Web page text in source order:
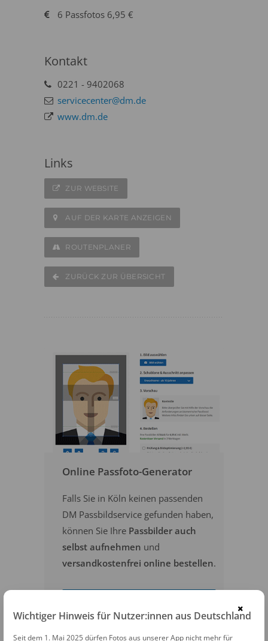
6 Passfotos 6,95 €
Kontakt
0221 - 9402068
servicecenter@dm.de
www.dm.de
Links
ZUR WEBSITE
AUF DER KARTE ANZEIGEN
ROUTENPLANER
ZURÜCK ZUR ÜBERSICHT
Online Passfoto-Generator
Falls Sie in Köln keinen passenden
DM Passbildservice gefunden haben,
können Sie Ihre Passbilder auch
selbst aufnehmen und
versandkostenfrei online bestellen.
×
Wichtiger Hinweis für Nutzer:innen aus Deutschland
Seit dem 1. Mai 2025 dürfen Fotos aus unserer App nicht mehr für